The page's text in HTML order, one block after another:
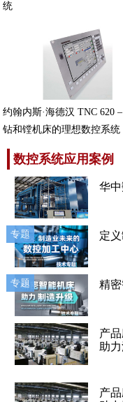
统
约翰内斯·海德汉 TNC 620 –
钻和镗机床的理想数控系统
数控系统应用案例
华
专题 定
专题 精
产
助
产